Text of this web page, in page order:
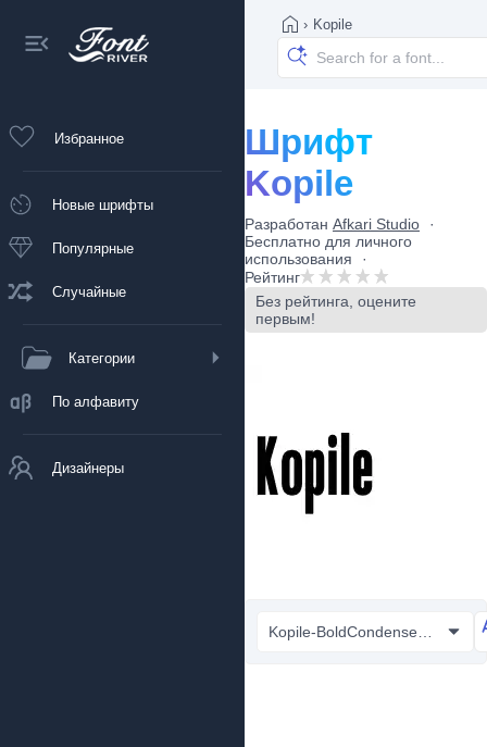
Избранное
Новые шрифты
Популярные
Случайные
Категории
По алфавиту
Дизайнеры
› Kopile
Шрифт
Kopile
Разработан Afkari Studio
Бесплатно для личного
использования
Рейтинг
Без рейтинга, оцените
первым!